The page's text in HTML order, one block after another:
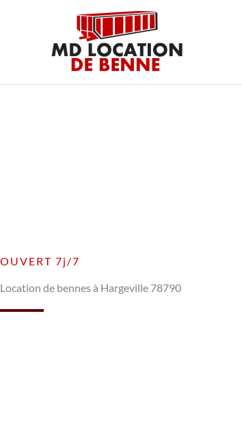
OUVERT 7j/7
Location de bennes à Hargeville 78790